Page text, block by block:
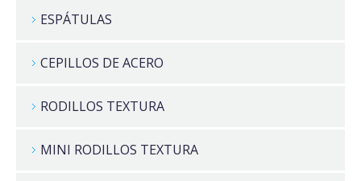
ESPÁTULAS
CEPILLOS DE ACERO
RODILLOS TEXTURA
MINI RODILLOS TEXTURA